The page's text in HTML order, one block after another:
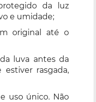
da luz
e umidade;
original até o
luva antes da
estiver rasgada,
uso único. Não